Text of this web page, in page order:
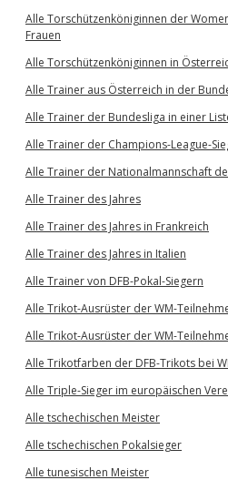
Alle Torschützenköniginnen der
Frauen
Alle Torschützenköniginnen in
Alle Trainer aus Österreich in der
Alle Trainer der Bundesliga in einer
Alle Trainer der Champions-League-
Alle Trainer der Nationalmannschaft
Alle Trainer des Jahres
Alle Trainer des Jahres in Frankreich
Alle Trainer des Jahres in Italien
Alle Trainer von DFB-Pokal-Siegern
Alle Trikot-Ausrüster der WM-
Alle Trikot-Ausrüster der WM-
Alle Trikotfarben der DFB-Trikots bei
Alle Triple-Sieger im europäischen
Alle tschechischen Meister
Alle tschechischen Pokalsieger
Alle tunesischen Meister